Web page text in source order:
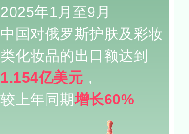
2025年1月至9月
中国对俄罗斯护肤及彩妆
类化妆品的出口额达到‌
1.154亿美元‌ ，
较上年同期增长60%